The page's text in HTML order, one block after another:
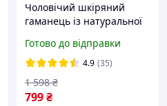
Чоловічий шкіряний
гаманець із натуральної
Rfid-захистом. Портмоне
зі шкіри
Готово до відправки
4.9 (35)
799₴
1 598 ₴